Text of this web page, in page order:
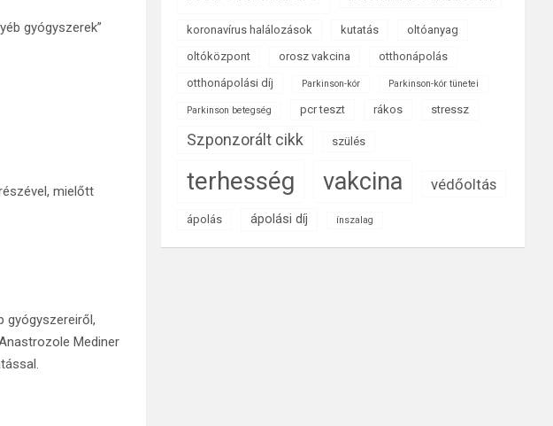
gyógyszerek”
mielőtt
gyógyszereiről,
Mediner
koronavírus halálozások kutatás
oltóanyag
oltóközpont
orosz vakcina
otthonápolás
otthonápolási díj
Parkinson-kór Parkinson-kór tünetei
Parkinson betegség pcr teszt rákos stressz
Szponzorált cikk szülés
terhesség vakcina védőoltás
ápolás ápolási díj ínszalag